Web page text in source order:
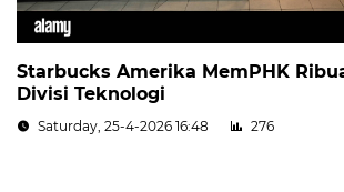
Starbucks Amerika MemPHK
Divisi Teknologi
Saturday, 25-4-2026 16:48 276